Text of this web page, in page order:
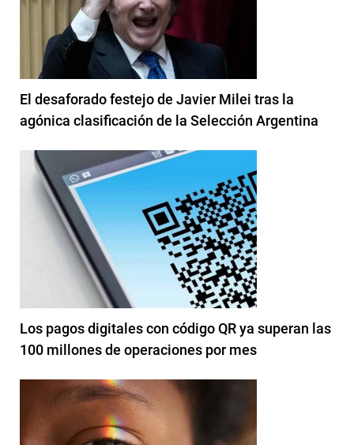
El desaforado festejo de Javier Milei tras la
agónica clasificación de la Selección Argentina
Los pagos digitales con código QR ya superan las
100 millones de operaciones por mes